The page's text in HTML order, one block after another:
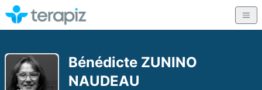
Bénédicte ZUNINO
NAUDEAU